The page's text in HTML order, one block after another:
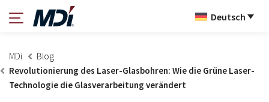
Deutsch
MDi
Blog
Revolutionierung des Laser-Glasbohren: Wie die Grüne Laser-
Technologie die Glasverarbeitung verändert